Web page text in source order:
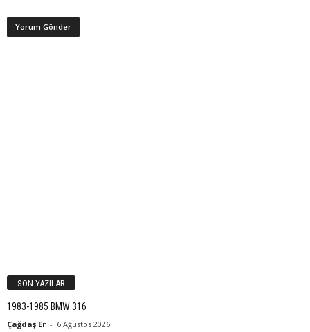
SON YAZILAR
1983-1985 BMW 316
Çağdaş Er - 6 Ağustos 2026